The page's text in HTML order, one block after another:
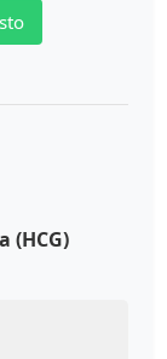
(HCG)